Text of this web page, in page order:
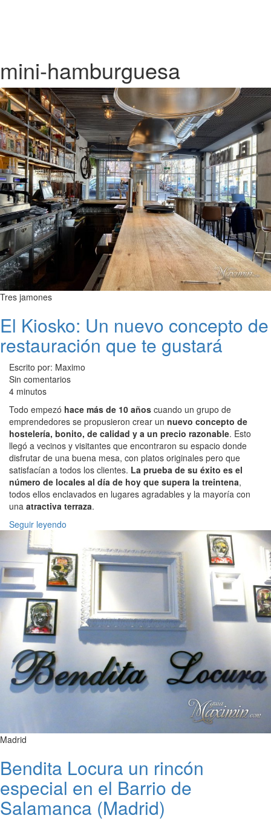
mini-hamburguesa
Tres jamones
El Kiosko: Un nuevo concepto de
restauración que te gustará
Escrito por: Maximo
Sin comentarios
4 minutos
Todo empezó hace más de 10 años cuando un grupo de
emprendedores se propusieron crear un nuevo concepto de
hostelería, bonito, de calidad y a un precio razonable. Esto
llegó a vecinos y visitantes que encontraron su espacio donde
disfrutar de una buena mesa, con platos originales pero que
satisfacían a todos los clientes. La prueba de su éxito es el
número de locales al día de hoy que supera la treintena,
todos ellos enclavados en lugares agradables y la mayoría con
una atractiva terraza.
Seguir leyendo
Madrid
Bendita Locura un rincón
especial en el Barrio de
Salamanca (Madrid)